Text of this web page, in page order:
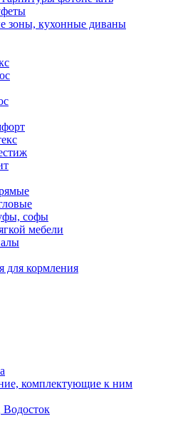
зоны, кухонные диваны
софы
мебели
для кормления
комплектующие к ним
Водосток